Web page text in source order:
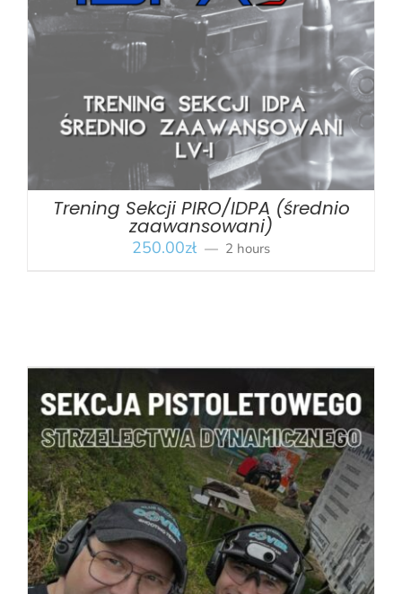
BOOK / SZCZEGÓŁY
Trening Sekcji PIRO/IDPA (średnio
zaawansowani)
250.00zł 2 hours
BOOK / SZCZEGÓŁY